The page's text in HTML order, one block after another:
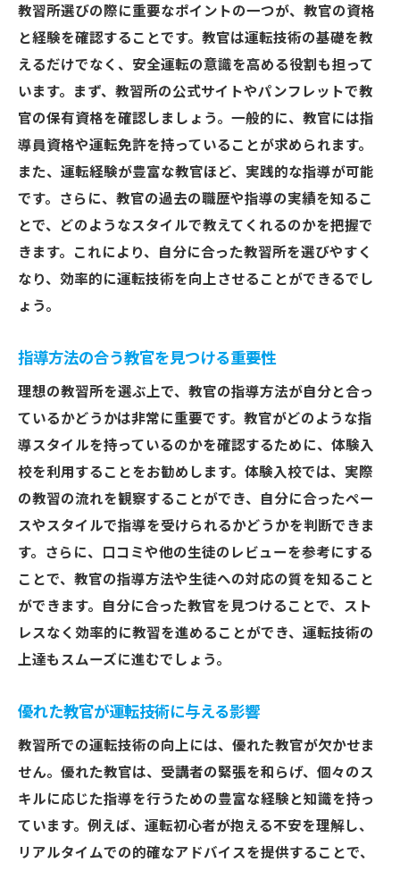
教習所選びの際に重要なポイントの一つが、教官の資格
と経験を確認することです。教官は運転技術の基礎を教
えるだけでなく、安全運転の意識を高める役割も担って
います。まず、教習所の公式サイトやパンフレットで教
官の保有資格を確認しましょう。一般的に、教官には指
導員資格や運転免許を持っていることが求められます。
また、運転経験が豊富な教官ほど、実践的な指導が可能
です。さらに、教官の過去の職歴や指導の実績を知るこ
とで、どのようなスタイルで教えてくれるのかを把握で
きます。これにより、自分に合った教習所を選びやすく
なり、効率的に運転技術を向上させることができるでし
ょう。
指導方法の合う教官を見つける重要性
理想の教習所を選ぶ上で、教官の指導方法が自分と合っ
ているかどうかは非常に重要です。教官がどのような指
導スタイルを持っているのかを確認するために、体験入
校を利用することをお勧めします。体験入校では、実際
の教習の流れを観察することができ、自分に合ったペー
スやスタイルで指導を受けられるかどうかを判断できま
す。さらに、口コミや他の生徒のレビューを参考にする
ことで、教官の指導方法や生徒への対応の質を知ること
ができます。自分に合った教官を見つけることで、スト
レスなく効率的に教習を進めることができ、運転技術の
上達もスムーズに進むでしょう。
優れた教官が運転技術に与える影響
教習所での運転技術の向上には、優れた教官が欠かせま
せん。優れた教官は、受講者の緊張を和らげ、個々のス
キルに応じた指導を行うための豊富な経験と知識を持っ
ています。例えば、運転初心者が抱える不安を理解し、
リアルタイムでの的確なアドバイスを提供することで、